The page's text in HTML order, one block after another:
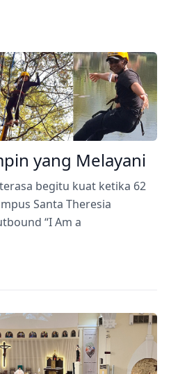
yang Melayani
begitu kuat ketika 62
Santa Theresia
“I Am a